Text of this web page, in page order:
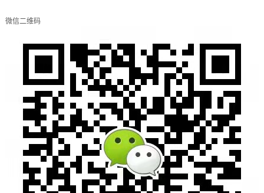
微信二维码